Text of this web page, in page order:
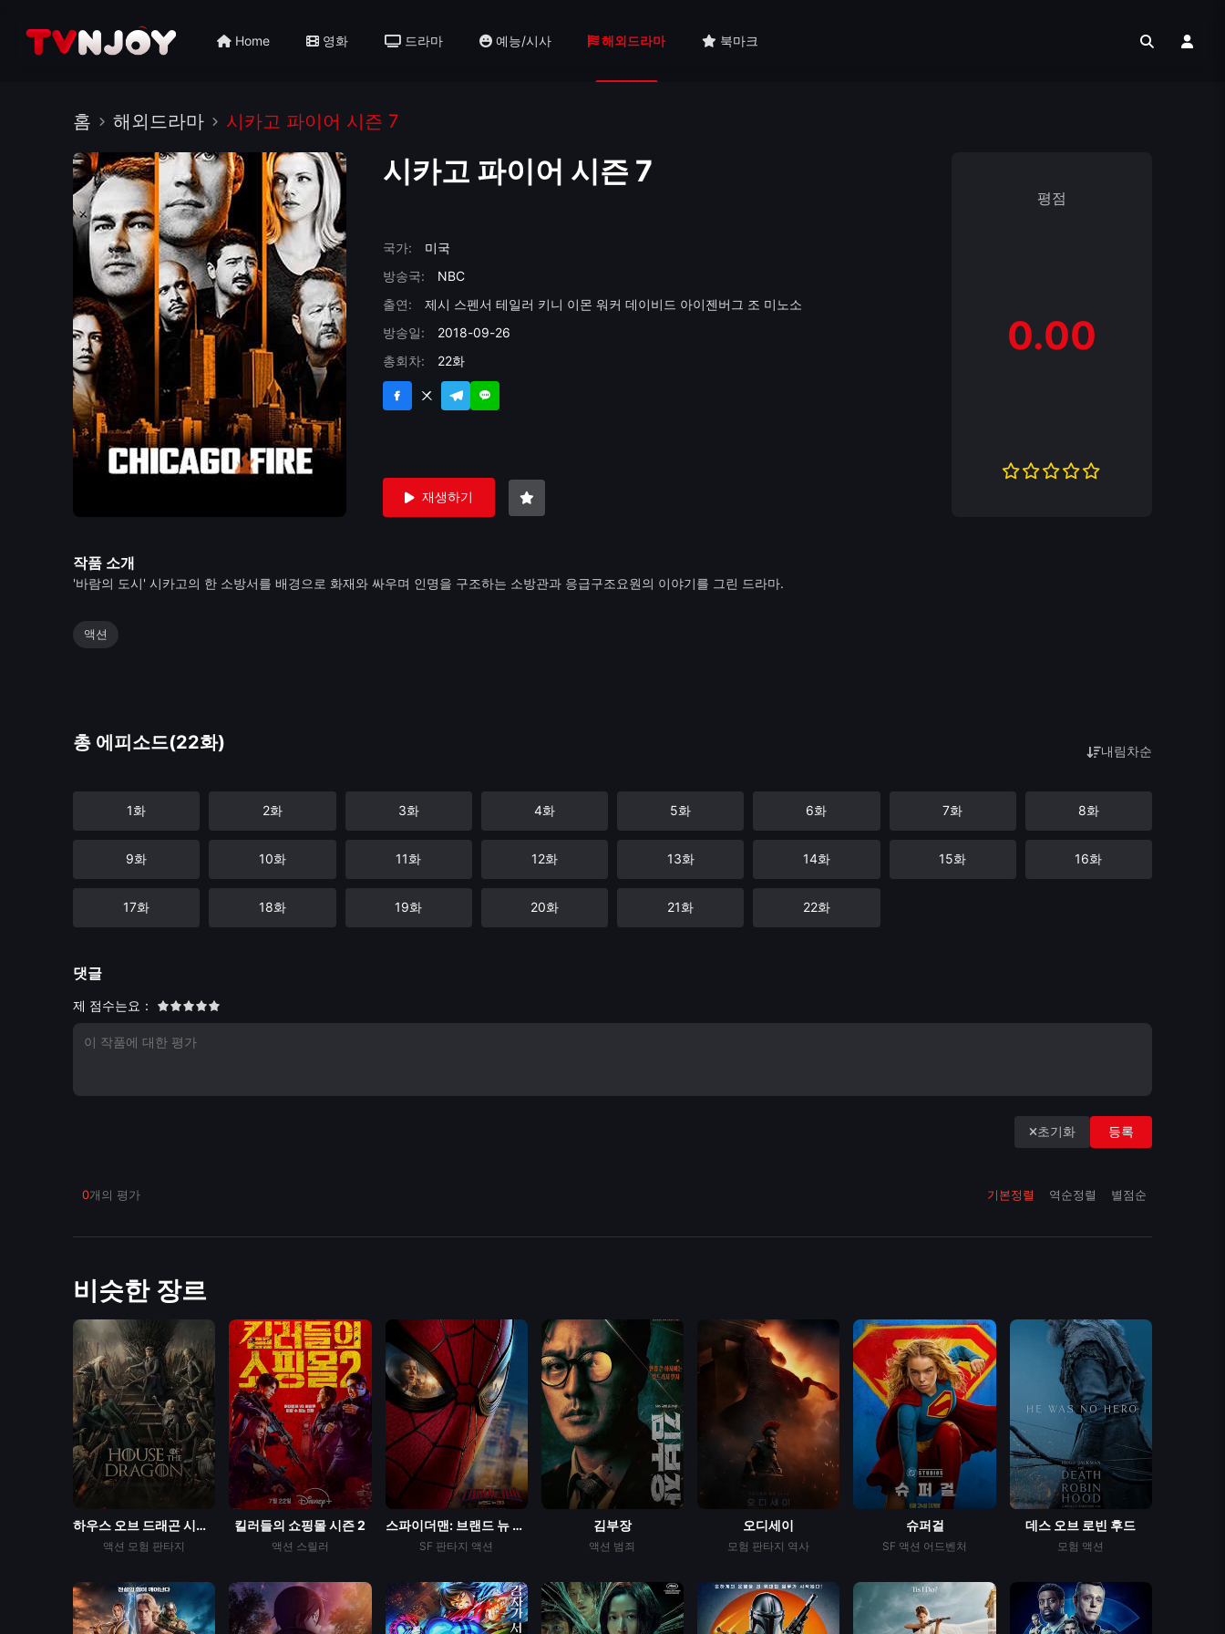
Home 영화 드라마 예능/시사 해외드라마 북마크
홈 해외드라마 시카고 파이어 시즌 7
시카고 파이어 시즌 7
국가:
미국
방송국:
NBC
출연:
제시 스펜서 테일러 키니 이몬 워커 데이비드 아이젠버그 조 미노소
방송일:
2018-09-26
총회차:
22화
재생하기
평점
0.00
작품 소개
'바람의 도시' 시카고의 한 소방서를 배경으로 화재와 싸우며 인명을 구조하는 소방관과 응급구조요원의 이야기를 그린 드라마.
액션
총 에피소드(22화) 내림차순
1화 2화 3화 4화 5화 6화 7화 8화
9화 10화 11화 12화 13화 14화 15화 16화
17화 18화 19화 20화 21화 22화
댓글
제 점수는요：
초기화 등록
기본정렬 역순정렬 별점순
0개의 평가
비슷한 장르
하우스 오브 드래곤 시즌3
액션 모험 판타지
킬러들의 쇼핑몰 시즌 2
액션 스릴러
스파이더맨: 브랜드 뉴 데이...
SF 판타지 액션
김부장
액션 범죄
오디세이
모험 판타지 역사
슈퍼걸
SF 액션 어드벤처
데스 오브 로빈 후드
모험 액션